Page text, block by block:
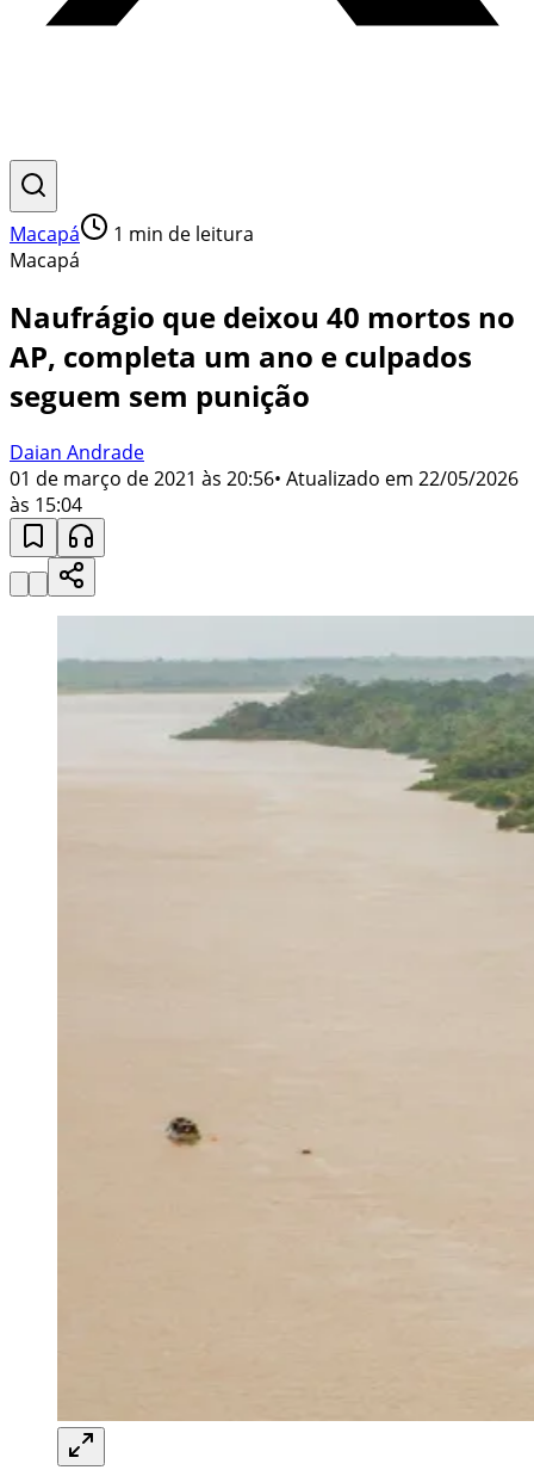
Macapá 1 min de leitura
Macapá
Naufrágio que deixou 40 mortos no
AP, completa um ano e culpados
seguem sem punição
Daian Andrade
01 de março de 2021 às 20:56• Atualizado em 22/05/2026
às 15:04